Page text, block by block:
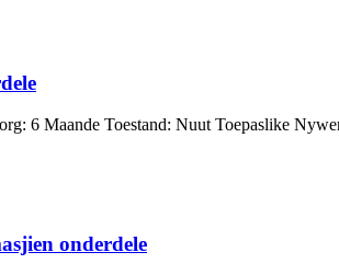
6 Maande Toestand: Nuut Toepaslike
onderdele